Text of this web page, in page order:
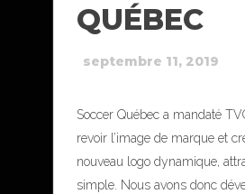
QUÉBEC
septembre 11, 2019
Soccer Québec a mandaté
revoir l’image de marque et
nouveau logo dynamique,
simple. Nous avons donc